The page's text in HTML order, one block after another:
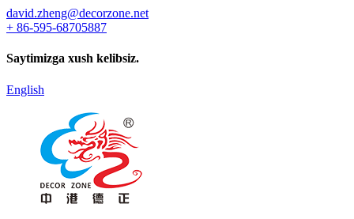
david.zheng@decorzone.net
+ 86-595-68705887
Saytimizga xush kelibsiz.
English